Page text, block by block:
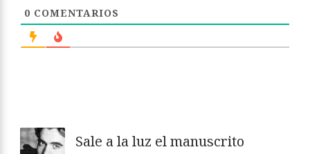
0 COMENTARIOS
Sale a la luz el manuscrito